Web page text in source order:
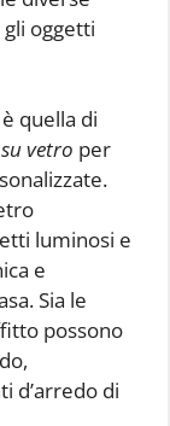
oggetti
quella di
vetro per
luminosi e
e
Sia le
possono
d’arredo di